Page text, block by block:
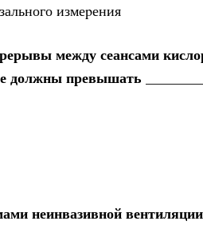
измеpения
между сеансами
должны превышать
неинвазивной